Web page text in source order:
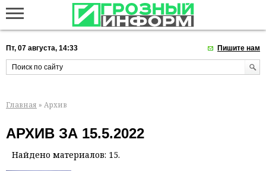
Пт, 07 августа, 14:33 Пишите нам
Главная » Архив
АРХИВ ЗА 15.5.2022
Найдено материалов: 15.